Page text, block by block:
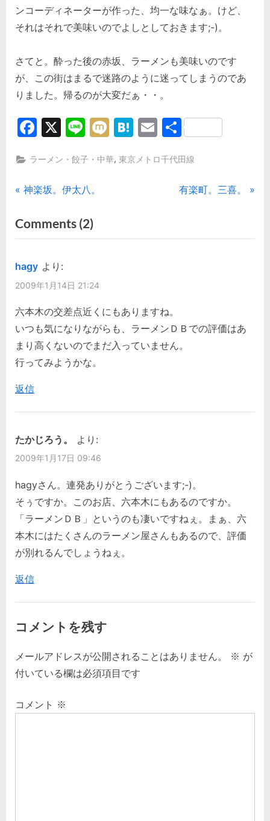
ンコーディネーターが作った、均一な味なぁ。けど、
それはそれで美味いのでよしとしておきます;-)。
さてと。酔った後の赤坂、ラーメンも美味いのです
が、この街はまるで迷路のように迷ってしまうのであ
りました。帰るのが大変だぁ・・。
Facebook
X LineMixiHatena
Email
共
ラーメン・餃子・中華,東京メトロ千代田線
投
稿
ナ
ビ
ゲ
ー
シ
ョ
ン
P
e
v
o
u
s
P
o
s
:
神楽坂。伊太八。
N
t
有楽町。三喜。
Comments (2)on
“赤
hagy より:
2009年1月14日 21:24
六本木の交差点近くにもありますね。
いつも気になりながらも、ラーメンＤＢでの評価はあ
まり高くないのでまだ入っていません。
行ってみようかな。
返信
たかじろう。 より:
2009年1月17日 09:46
hagyさん。連発ありがとうございます;-)。
そぅですか。このお店、六本木にもあるのですか。
「ラーメンＤＢ」というのも凄いですねぇ。まぁ、六
本木にはたくさんのラーメン屋さんもあるので、評価
が別れるんでしょうねぇ。
返信
コメントを残す
メールアドレスが公開されることはありません。 ※ が
付いている欄は必須項目です
コメント ※